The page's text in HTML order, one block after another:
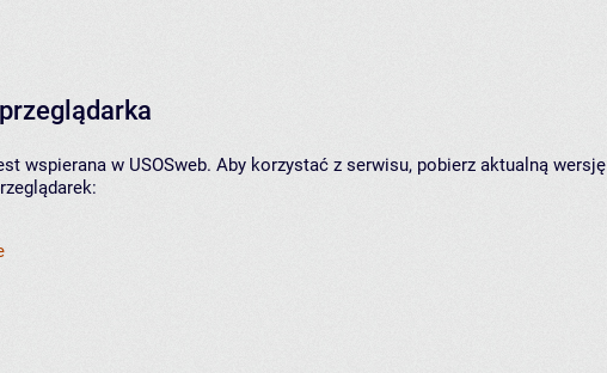
wspierana w USOSweb. Aby korzystać z serwisu, pobierz aktualną wersję